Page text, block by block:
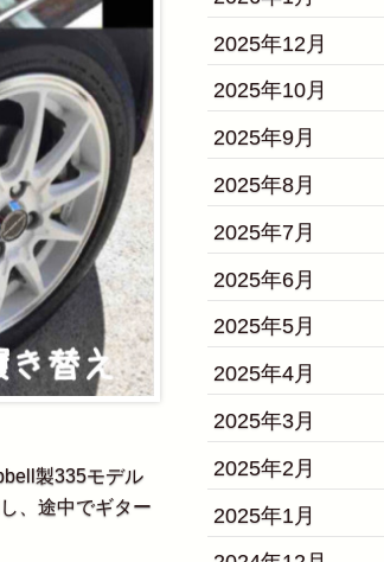
製335モデル
、途中でギター
2025年12月
2025年10月
2025年9月
2025年8月
2025年7月
2025年6月
2025年5月
2025年4月
2025年3月
2025年2月
2025年1月